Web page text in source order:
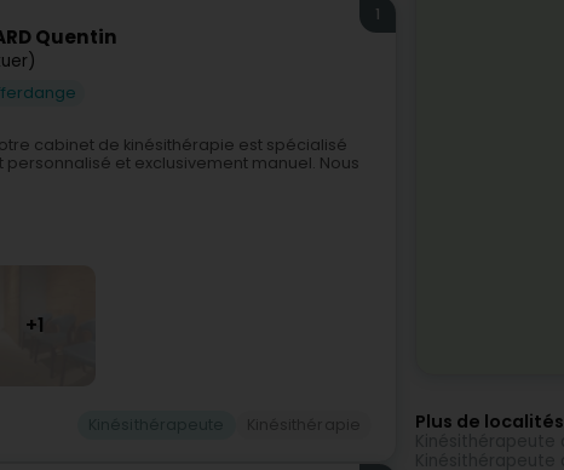
Quentin
1
cabinet de kinésithérapie est spécialisé
et exclusivement manuel. Nous
+1
Plus de localités